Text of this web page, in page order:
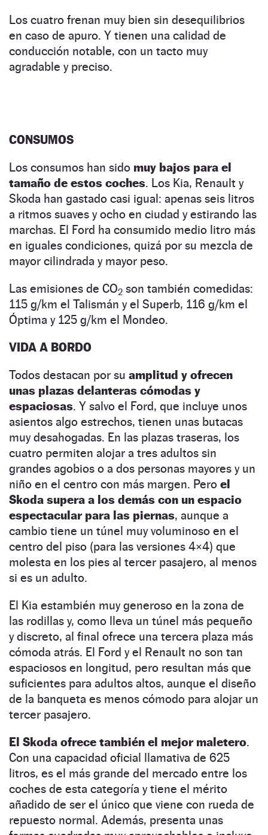
Los cuatro frenan muy bien sin desequilibrios
en caso de apuro. Y tienen una calidad de
conducción notable, con un tacto muy
agradable y preciso.
CONSUMOS
Los consumos han sido muy bajos para el
tamaño de estos coches. Los Kia, Renault y
Skoda han gastado casi igual: apenas seis litros
a ritmos suaves y ocho en ciudad y estirando las
marchas. El Ford ha consumido medio litro más
en iguales condiciones, quizá por su mezcla de
mayor cilindrada y mayor peso.
Las emisiones de CO2 son también comedidas:
115 g/km el Talismán y el Superb, 116 g/km el
Óptima y 125 g/km el Mondeo.
VIDA A BORDO
Todos destacan por su amplitud y ofrecen
unas plazas delanteras cómodas y
espaciosas. Y salvo el Ford, que incluye unos
asientos algo estrechos, tienen unas butacas
muy desaho­gadas. En las plazas traseras, los
cuatro permiten alojar a tres adultos sin
grandes agobios o a dos personas mayores y un
niño en el centro con más margen. Pero el
Skoda supera a los demás con un espacio
espectacular para las piernas, aunque a
cambio tiene un túnel muy voluminoso en el
centro del piso (para las versiones 4×4) que
molesta en los pies al tercer pasajero, al menos
si es un adulto.
El Kia estambién muy generoso en la zona de
las rodillas y, como lleva un túnel más pequeño
y discreto, al final ofrece una tercera plaza más
cómoda atrás. El Ford y el Renault no son tan
espaciosos en longitud, pero resultan más que
suficientes para adultos altos, aunque el diseño
de la banqueta es menos cómodo para alojar un
tercer pasajero.
El Skoda ofrece también el mejor maletero.
Con una capacidad oficial llamativa de 625
litros, es el más grande del mercado entre los
coches de esta categoría y tiene el mérito
añadido de ser el único que viene con rueda de
repuesto normal. Además, presenta unas